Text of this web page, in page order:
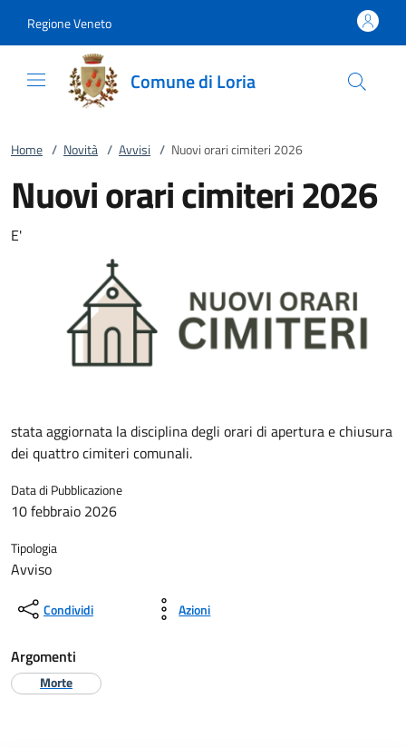
Regione Veneto
Comune di Loria
Home / Novità / Avvisi / Nuovi orari cimiteri 2026
Nuovi orari cimiteri 2026
E'
stata aggiornata la disciplina degli orari di apertura e chiusura
dei quattro cimiteri comunali.
Data di Pubblicazione
10 febbraio 2026
Tipologia
Avviso
Condividi Azioni
Argomenti
Morte